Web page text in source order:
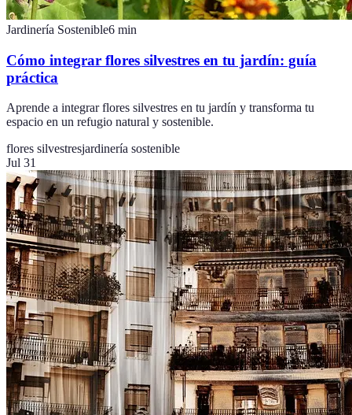
Jardinería Sostenible6 min
Cómo integrar flores silvestres en tu jardín: guía
práctica
Aprende a integrar flores silvestres en tu jardín y transforma tu
espacio en un refugio natural y sostenible.
flores silvestresjardinería sostenible
Jul 31